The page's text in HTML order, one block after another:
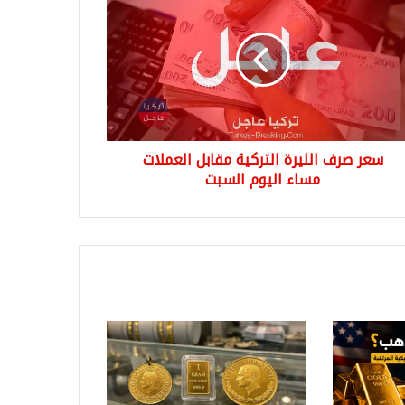
سعر صرف الليرة التركية مقابل العملات
مساء اليوم السبت